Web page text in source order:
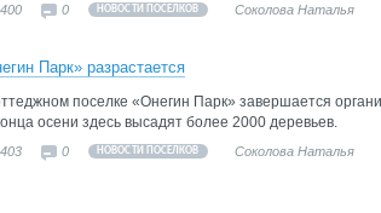
400 0 НОВОСТИ ПОСЕЛКОВ Соколова Наталья
Парк» разрастается
поселке «Онегин Парк» завершается
осени здесь высадят более 2000 деревьев.
403 0 НОВОСТИ ПОСЕЛКОВ Соколова Наталья